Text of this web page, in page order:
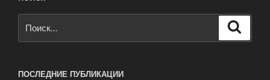
ПОСЛЕДНИЕ ПУБЛИКАЦИИ